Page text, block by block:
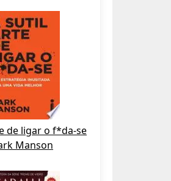
de ligar o f*da-se
Manson